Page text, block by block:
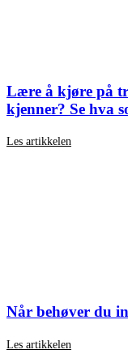
Lære å kjøre på
kjenner? Se hva
Les artikkelen
Når behøver du
Les artikkelen